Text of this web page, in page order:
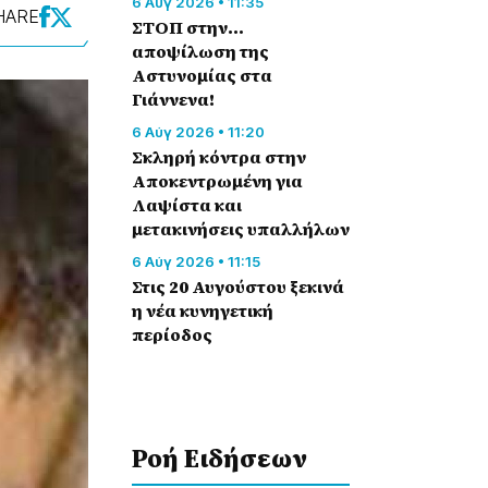
ΣΤΟΠ στην…
αποψίλωση της
Αστυνομίας στα
Γιάννενα!
6 Αύγ 2026 • 11:20
Σκληρή κόντρα στην
Αποκεντρωμένη για
Λαψίστα και
μετακινήσεις υπαλλήλων
6 Αύγ 2026 • 11:15
Στις 20 Αυγούστου ξεκινά
η νέα κυνηγετική
περίοδος
Ροή Eιδήσεων